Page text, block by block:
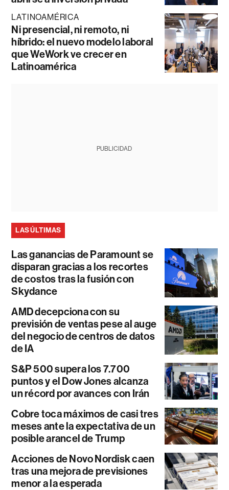
LATINOAMÉRICA
Ni presencial, ni remoto, ni
híbrido: el nuevo modelo laboral
que WeWork ve crecer en
Latinoamérica
PUBLICIDAD
LAS ÚLTIMAS
Las ganancias de Paramount se
disparan gracias a los recortes
de costos tras la fusión con
Skydance
AMD decepciona con su
previsión de ventas pese al auge
del negocio de centros de datos
de IA
S&P 500 supera los 7.700
puntos y el Dow Jones alcanza
un récord por avances con Irán
Cobre toca máximos de casi tres
meses ante la expectativa de un
posible arancel de Trump
Acciones de Novo Nordisk caen
tras una mejora de previsiones
menor a la esperada